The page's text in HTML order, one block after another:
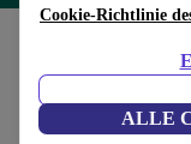
Cookie-Richtlinie
ALLE
HP EliteBook
15.6"